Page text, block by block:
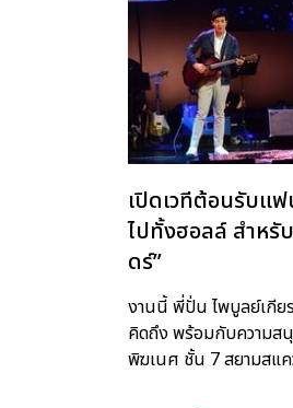
เปิดเวทีต้อนรับแ
ไปทั้งฮอลล์ สำห
ดร์”
งานนี้ พี่ปั่น ไพบูลย์เกีย
คิดถึง พร้อมกับความส
พิฆเนศ ชั้น 7 สยามสแค